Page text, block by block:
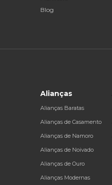
Blog
Alianças
Alianças Baratas
Alianças de Casamento
Alianças de Namoro
Alianças de Noivado
Alianças de Ouro
Alianças Modernas